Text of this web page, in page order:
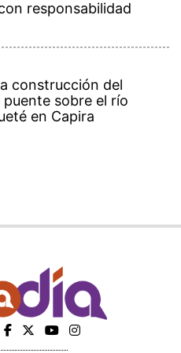
responsabilidad
construcción del
puente sobre el río
en Capira